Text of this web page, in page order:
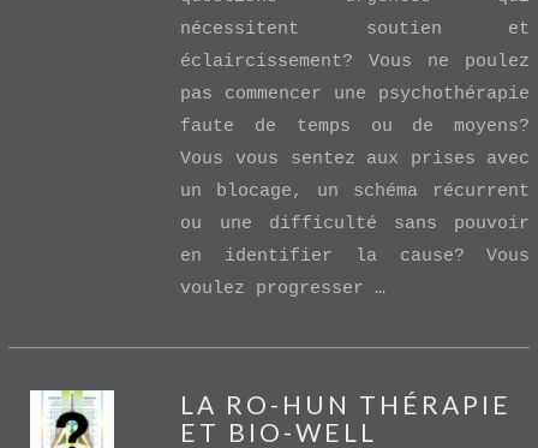
nécessitent soutien et
éclaircissement? Vous ne poulez
pas commencer une psychothérapie
faute de temps ou de moyens?
Vous vous sentez aux prises avec
un blocage, un schéma récurrent
ou une difficulté sans pouvoir
en identifier la cause? Vous
voulez progresser …
LA RO-HUN THÉRAPIE
ET BIO-WELL